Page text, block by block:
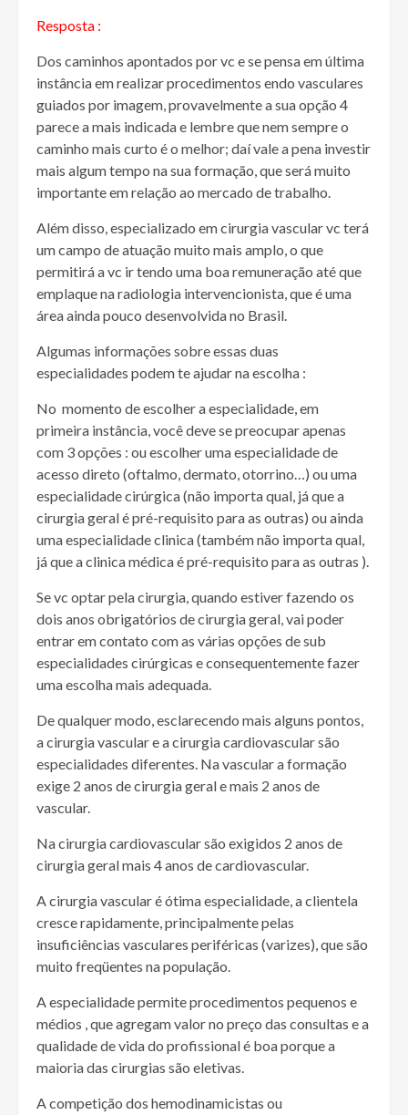
Resposta :
Dos caminhos apontados por vc e se pensa em última
instância em realizar procedimentos endo vasculares
guiados por imagem, provavelmente a sua opção 4
parece a mais indicada e lembre que nem sempre o
caminho mais curto é o melhor; daí vale a pena investir
mais algum tempo na sua formação, que será muito
importante em relação ao mercado de trabalho.
Além disso, especializado em cirurgia vascular vc terá
um campo de atuação muito mais amplo, o que
permitirá a vc ir tendo uma boa remuneração até que
emplaque na radiologia intervencionista, que é uma
área ainda pouco desenvolvida no Brasil.
Algumas informações sobre essas duas
especialidades podem te ajudar na escolha :
No momento de escolher a especialidade, em
primeira instância, você deve se preocupar apenas
com 3 opções : ou escolher uma especialidade de
acesso direto (oftalmo, dermato, otorrino…) ou uma
especialidade cirúrgica (não importa qual, já que a
cirurgia geral é pré-requisito para as outras) ou ainda
uma especialidade clinica (também não importa qual,
já que a clinica médica é pré-requisito para as outras ).
Se vc optar pela cirurgia, quando estiver fazendo os
dois anos obrigatórios de cirurgia geral, vai poder
entrar em contato com as várias opções de sub
especialidades cirúrgicas e consequentemente fazer
uma escolha mais adequada.
De qualquer modo, esclarecendo mais alguns pontos,
a cirurgia vascular e a cirurgia cardiovascular são
especialidades diferentes. Na vascular a formação
exige 2 anos de cirurgia geral e mais 2 anos de
vascular.
Na cirurgia cardiovascular são exigidos 2 anos de
cirurgia geral mais 4 anos de cardiovascular.
A cirurgia vascular é ótima especialidade, a clientela
cresce rapidamente, principalmente pelas
insuficiências vasculares periféricas (varizes), que são
muito freqüentes na população.
A especialidade permite procedimentos pequenos e
médios , que agregam valor no preço das consultas e a
qualidade de vida do profissional é boa porque a
maioria das cirurgias são eletivas.
A competição dos hemodinamicistas ou